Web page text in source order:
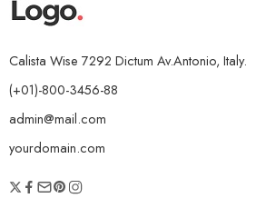
Calista Wise 7292 Dictum Av.Antonio, Italy.
(+01)-800-3456-88
admin@mail.com
yourdomain.com